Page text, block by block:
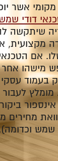
אשר
דודי
שיתקשה
מקצועית,
אם
מישהו
עסקי
מחירים